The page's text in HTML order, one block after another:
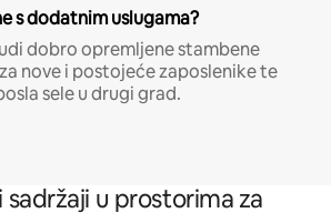
s dodatnim uslugama?
dobro opremljene stambene
nove i postojeće zaposlenike te
sele u drugi grad.
sadržaji u prostorima za